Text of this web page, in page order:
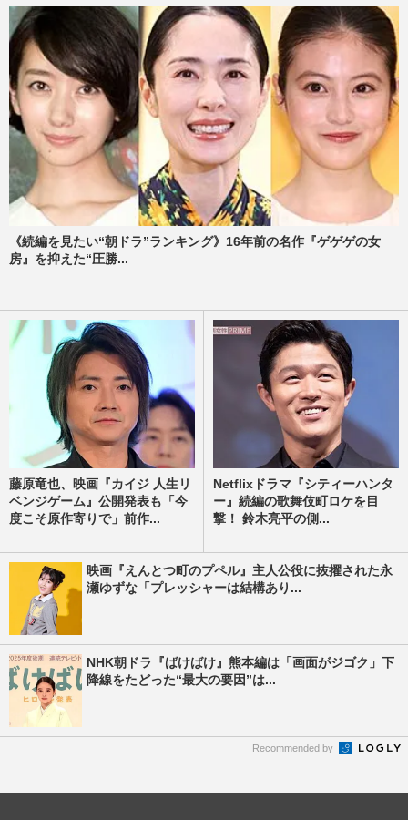
《続編を見たい“朝ドラ”ランキング》16年前の名作『ゲゲゲの女
房』を抑えた“圧勝...
藤原竜也、映画『カイジ 人生リ
ベンジゲーム』公開発表も「今
度こそ原作寄りで」前作...
Netflixドラマ『シティーハンタ
ー』続編の歌舞伎町ロケを目
撃！ 鈴木亮平の側...
映画『えんとつ町のプペル』主人公役に抜擢された永
瀬ゆずな「プレッシャーは結構あり...
NHK朝ドラ『ばけばけ』熊本編は「画面がジゴク」下
降線をたどった“最大の要因”は...
Recommended by